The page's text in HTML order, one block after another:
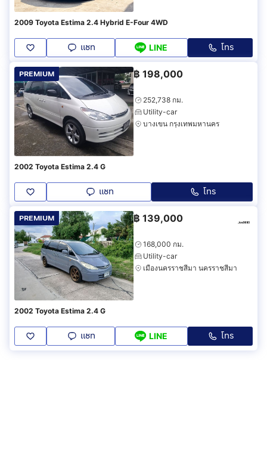
2009 Toyota Estima 2.4 Hybrid E-Four 4WD
แชท LINE โทร
PREMIUM ฿ 198,000
252,738 กม.
Utility-car
บางเขน กรุงเทพมหานคร
2002 Toyota Estima 2.4 G
แชท โทร
PREMIUM ฿ 139,000
168,000 กม.
Utility-car
เมืองนครราชสีมา นครราชสีมา
2002 Toyota Estima 2.4 G
แชท LINE โทร